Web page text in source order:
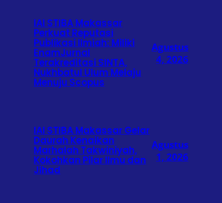
IAI STIBA Makassar
Perkuat Reputasi
Publikasi Ilmiah: Miliki
EnamJurnal
Terakreditasi SINTA,
Nukhbatul Ulum Melaju
Menuju Scopus
Agustus
4, 2026
IAI STIBA Makassar Gelar
Daurah Kenaikan
Marhalah Takwiniyah,
Kokohkan Pilar Ilmu dan
Jihad
Agustus
1, 2026